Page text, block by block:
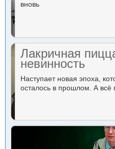
вновь
Лакричная
невинность
Наступает новая эпоха,
осталось в прошлом. А всё